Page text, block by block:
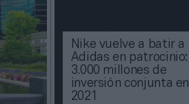
Nike vuelve a batir a
Adidas en patrocinio:
3.000 millones de
inversión conjunta en
2021